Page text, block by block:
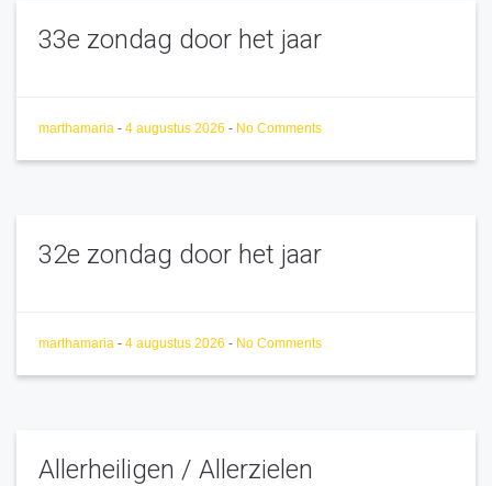
33e zondag door het jaar
marthamaria - 4 augustus 2026 - No Comments
32e zondag door het jaar
marthamaria - 4 augustus 2026 - No Comments
Allerheiligen / Allerzielen